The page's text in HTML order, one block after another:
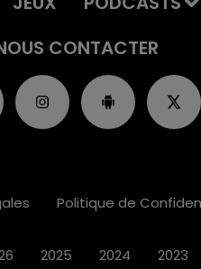
CONTACTER
Politique de
2025 2024 2023